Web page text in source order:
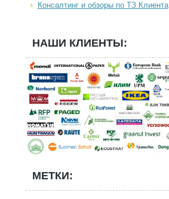
Консалтинг и обзоры по ТЗ Клиента
НАШИ КЛИЕНТЫ:
МЕТКИ: